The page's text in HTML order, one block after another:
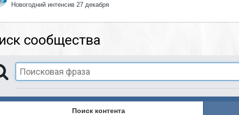
Новогодний интенсив 27 декабря
сообщества
Поиск контента